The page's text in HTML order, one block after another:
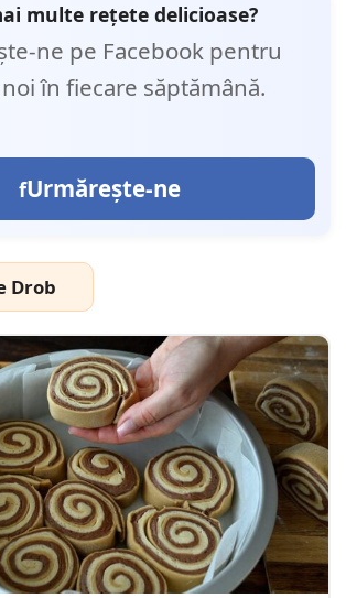
multe rețete delicioase?
ne pe Facebook pentru
în fiecare săptămână.
Urmărește-ne
Drob